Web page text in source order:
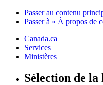
Passer au contenu
Passer à « À propos de
Canada.ca
Services
Ministères
Sélection de la